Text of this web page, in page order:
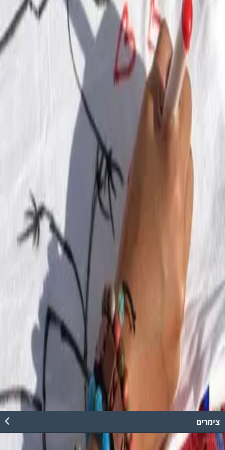
"מוזיאון הילדים הישראלי חולון" הינו מוזיאון מיוחד לילדים מגיל שנתיים
וחצי עד גיל 12. אתם מוזמנים למסע חוויתי בלתי נשכח שיוציא את
הילדים לחוויה עם ערך חינוכי מוסף. המסלולים במוזיאון הם בעצם סיפור
והילד מהווה דמות פעילה בעלילה. מותר לילדים ואף רצוי לגעת במוצגים,
לחוש ולהיכנס לתוכם. בואו ליהנות מפעילויות ואטרקציות ייחודיות כגון: -
דיאלוג בחשיכה - סיור המתקיים בחושך מוחלט על ידי מדריכים עיוורים,
סיור זה מוכיח כי ניתן להפוך מוגבלות לכוח. - הזמנה לשקט - סיור
המתבצע ללא קול, במהלכו מגלה המבקר את יכולת ההתקשורת שלו. -
סיורים מודרכים - סיור היכרות עם המדריך והיכרות עם המוזיאון. הסיורים
במוזיאון הילדים מודרכים ומחייבים תיאום מראש. בואו להפגיש את
הילדים עם תחומי האומנות השונים בגובה העיניים, ניתן לארגן ימי עיון
053-9418895
צימרים